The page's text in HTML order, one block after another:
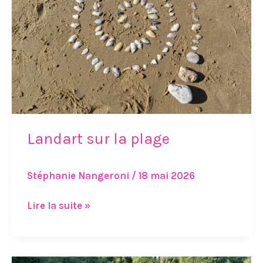
Landart sur la plage
Stéphanie Nangeroni / 18 mai 2026
Lire la suite »